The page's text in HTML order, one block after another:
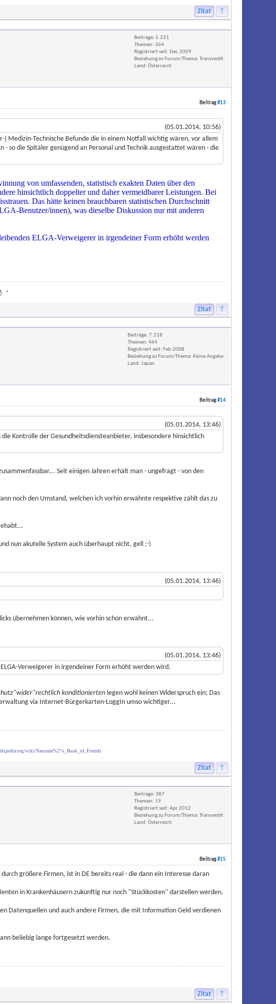
Zitat ↑
Beiträge: 5.221
Themen: 364
Registriert seit: Dec 2009
Beziehung zu Forum/Thema: Transvestit
Land: Österreich
Beitrag#13
(05.01.2014, 10:56)
Medizin-Technische Befunde die in einem Notfall wichtig wären, vor allem
so die Spitäler genügend an Personal und Technik ausgestattet wären - die
von umfassenden, statistisch exakten Daten über den
hinsichtlich doppelter und daher vermeidbarer Leistungen. Bei
Das hätte keinen brauchbaren statistischen Durchschnitt
Benutzer/innen), was dieselbe Diskussion nur mit anderen
ELGA-Verweigerer in irgendeiner Form erhöht werden
-
Zitat ↑
Beiträge: 7.218
Themen: 464
Registriert seit: Feb 2008
Beziehung zu Forum/Thema: Keine Angabe
Land: Japan
Beitrag#14
(05.01.2014, 13:46)
Kontrolle der Gesundheitsdiensteanbieter, insbesondere hinsichtlich
Seit einigen Jahren erhält man - ungefragt - von den
noch den Umstand, welchen ich vorhin erwähnte respektive zählt das zu
nun akutelle System auch überhaupt nicht, gell ;-)
(05.01.2014, 13:46)
übernehmen können, wie vorhin schon erwähnt...
(05.01.2014, 13:46)
Verweigerer in irgendeiner Form erhöht werden wird.
konditioniertenlegen wohl keinen Widerspruch ein; Das
via Internet-Bürgerkarten-LoggIn umso wichtiger...
wiki/Natsume%27s_Book_of_Friends
Zitat ↑
Beiträge: 387
Themen: 19
Registriert seit: Apr 2012
Beziehung zu Forum/Thema: Transvestit
Land: Österreich
Beitrag#15
größere Firmen, ist in DE bereits real - die dann ein Interesse daran
in Krankenhäusern zukünftig nur noch "Stückkosten" darstellen werden.
Datenquellen und auch andere Firmen, die mit Information Geld verdienen
beliebig lange fortgesetzt werden.
Zitat ↑